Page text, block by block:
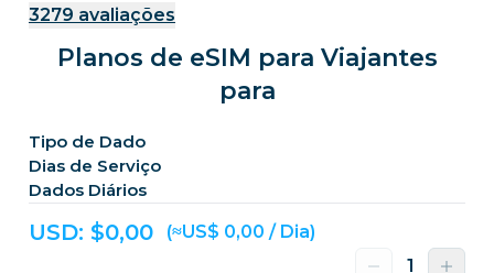
3279 avaliações
Planos de eSIM para Viajantes
para
Tipo de Dado
Dias de Serviço
Dados Diários
USD: $0,00 (≈US$ 0,00 / Dia)